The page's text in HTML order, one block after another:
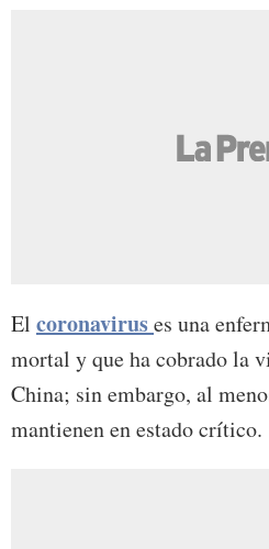
El coronaviruses una
mortal y que ha cobrado la
China; sin embargo, al
mantienen en estado crítico.